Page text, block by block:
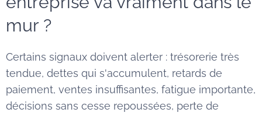
mur ?
Certains signaux doivent alerter : trésorerie très
tendue, dettes qui s'accumulent, retards de
paiement, ventes insuffisantes, fatigue importante,
décisions sans cesse repoussées, perte de